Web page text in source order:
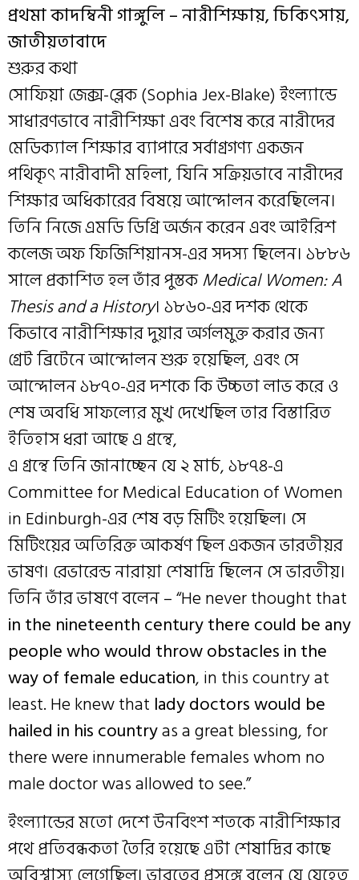
প্রথমা কাদম্বিনী গাঙ্গুলি–নারীশিক্ষায়, চিকিৎসায়,
জাতীয়তাবাদে
শুরুর কথা
সোফিয়া জেক্স-ব্লেক (Sophia Jex-Blake) ইংল্যান্ডে
সাধারণভাবে নারীশিক্ষা এবং বিশেষ করে নারীদের
মেডিক্যাল শিক্ষার ব্যাপারে সর্বাগ্রগণ্য একজন
পথিকৃৎ নারীবাদী মহিলা, যিনি সক্রিয়ভাবে নারীদের
শিক্ষার অধিকারের বিষয়ে আন্দোলন করেছিলেন।
তিনি নিজে এমডি ডিগ্রি অর্জন করেন এবং আইরিশ
কলেজ অফ ফিজিশিয়ানস-এর সদস্য ছিলেন। ১৮৮৬
সালে প্রকাশিত হল তাঁর পুস্তকMedical Women: A
Thesis and a History। ১৮৬০-এর দশক থেকে
কিভাবে নারীশিক্ষার দুয়ার অর্গলমুক্ত করার জন্য
গ্রেট ব্রিটেনে আন্দোলন শুরু হয়েছিল, এবং সে
আন্দোলন ১৮৭০-এর দশকে কি উচ্চতা লাভ করে ও
শেষ অবধি সাফল্যের মুখ দেখেছিল তার বিস্তারিত
ইতিহাস ধরা আছে এ গ্রন্থে,
এ গ্রন্থে তিনি জানাচ্ছেন যে ২ মার্চ, ১৮৭৪-এ
Committee for Medical Education of Women
in Edinburgh-এর শেষ বড় মিটিং হয়েছিল। সে
মিটিংয়ের অতিরিক্ত আকর্ষণ ছিল একজন ভারতীয়র
ভাষণ। রেভারেন্ড নারায়া শেষাদ্রি ছিলেন সে ভারতীয়।
তিনি তাঁর ভাষণে বলেন – “He never thought that
in the nineteenth century there could be any
people who would throw obstacles in the
way of female education, in this country at
least. He knew that lady doctors would be
hailed in his countryas a great blessing, for
there were innumerable females whom no
male doctor was allowed to see.”
ইংল্যান্ডের মতো দেশে উনবিংশ শতকে নারীশিক্ষার
পথে প্রতিবন্ধকতা তৈরি হয়েছে এটা শেষাদ্রির কাছে